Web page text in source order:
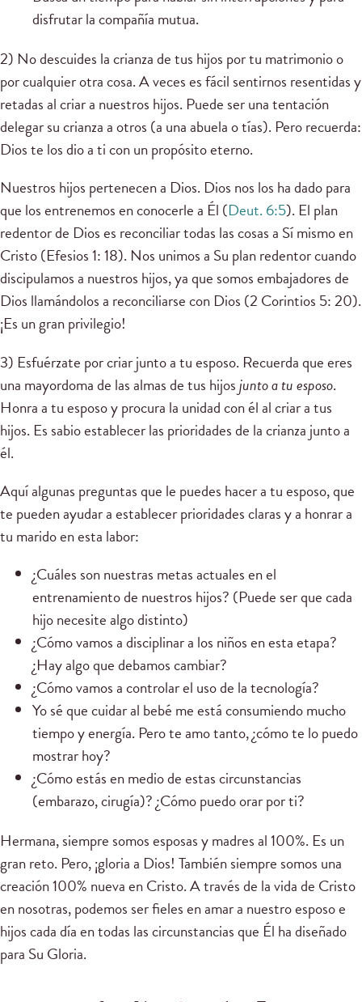
disfrutar la compañía mutua.
2) No descuides la crianza de tus hijos por tu matrimonio o
por cualquier otra cosa. A veces es fácil sentirnos resentidas y
retadas al criar a nuestros hijos. Puede ser una tentación
delegar su crianza a otros (a una abuela o tías). Pero recuerda:
Dios te los dio a ti con un propósito eterno.
Nuestros hijos pertenecen a Dios. Dios nos los ha dado para
que los entrenemos en conocerle a Él (Deut. 6:5). El plan
redentor de Dios es reconciliar todas las cosas a Sí mismo en
Cristo (Efesios 1: 18). Nos unimos a Su plan redentor cuando
discipulamos a nuestros hijos, ya que somos embajadores de
Dios llamándolos a reconciliarse con Dios (2 Corintios 5: 20).
¡Es un gran privilegio!
3) Esfuérzate por criar junto a tu esposo. Recuerda que eres
una mayordoma de las almas de tus hijosjunto a tu esposo.
Honra a tu esposo y procura la unidad con él al criar a tus
hijos. Es sabio establecer las prioridades de la crianza junto a
él.
Aquí algunas preguntas que le puedes hacer a tu esposo, que
te pueden ayudar a establecer prioridades claras y a honrar a
tu marido en esta labor:
¿Cuáles son nuestras metas actuales en el
entrenamiento de nuestros hijos? (Puede ser que cada
hijo necesite algo distinto)
¿Cómo vamos a disciplinar a los niños en esta etapa?
¿Hay algo que debamos cambiar?
¿Cómo vamos a controlar el uso de la tecnología?
Yo sé que cuidar al bebé me está consumiendo mucho
tiempo y energía. Pero te amo tanto, ¿cómo te lo puedo
mostrar hoy?
¿Cómo estás en medio de estas circunstancias
(embarazo, cirugía)? ¿Cómo puedo orar por ti?
Hermana, siempre somos esposas y madres al 100%. Es un
gran reto. Pero, ¡gloria a Dios! También siempre somos una
creación 100% nueva en Cristo. A través de la vida de Cristo
en nosotras, podemos ser fieles en amar a nuestro esposo e
hijos cada día en todas las circunstancias que Él ha diseñado
para Su Gloria.